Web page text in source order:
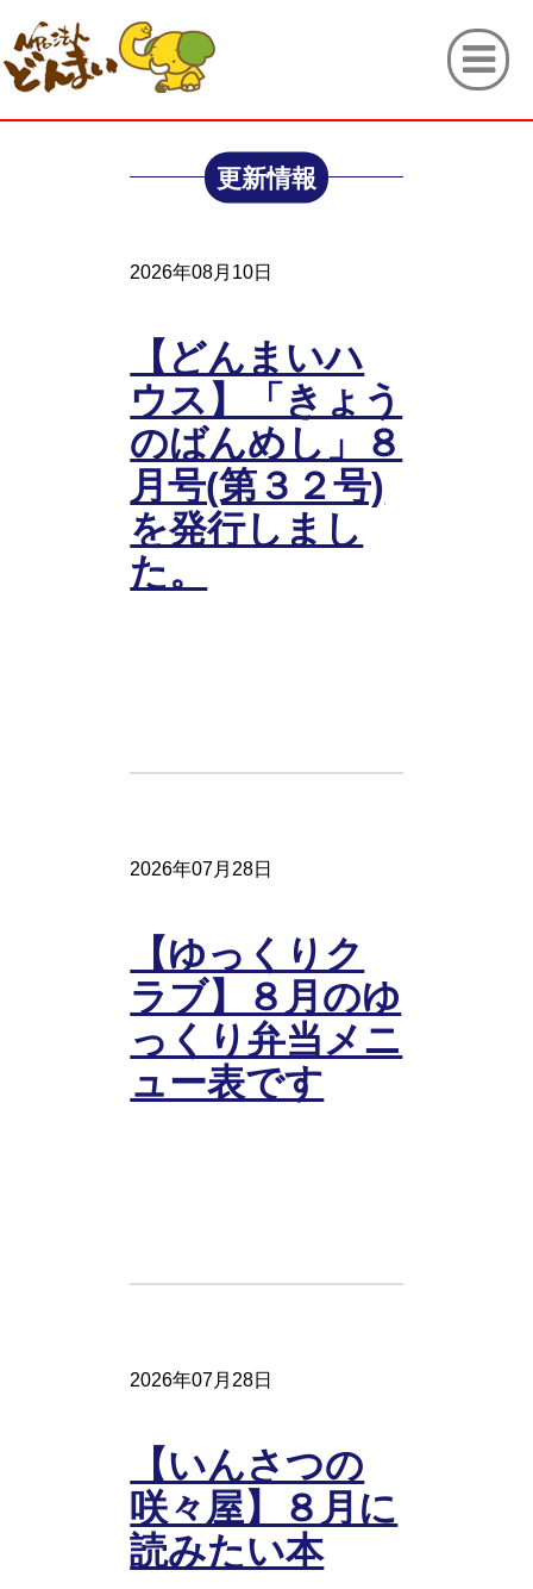
更新情報
2026年08月10日
【どんまいハ
ウス】「きょう
のばんめし」８
月号(第３２号)
を発行しまし
た。
2026年07月28日
【ゆっくりク
ラブ】８月のゆ
っくり弁当メニ
ュー表です
2026年07月28日
【いんさつの
咲々屋】８月に
読みたい本